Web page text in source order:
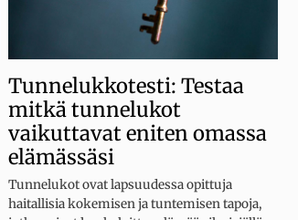
Tunnelukkotesti: Testaa
mitkä tunnelukot
vaikuttavat eniten omassa
elämässäsi
Tunnelukot ovat lapsuudessa opittuja
haitallisia kokemisen ja tuntemisen tapoja,